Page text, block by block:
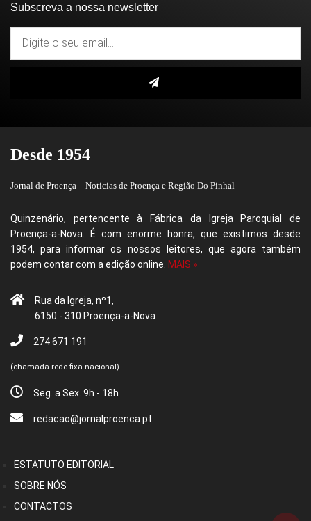
Subscreva a nossa newsletter
Desde 1954
Jornal de Proença – Noticias de Proença e Região Do Pinhal
Quinzenário, pertencente à Fábrica da Igreja Paroquial de
Proença-a-Nova. É com enorme honra, que existimos desde
1954, para informar os nossos leitores, que agora também
podem contar com a edição online. MAIS »
Rua da Igreja, nº1,
6150 - 310 Proença-a-Nova
274 671 191
(chamada rede fixa nacional)
Seg. a Sex. 9h - 18h
redacao@jornalproenca.pt
ESTATUTO EDITORIAL
SOBRE NÓS
CONTACTOS